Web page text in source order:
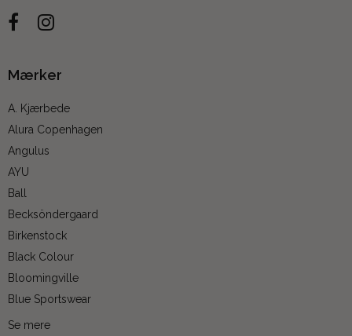
Mærker
A. Kjærbede
Alura Copenhagen
Angulus
AYU
Ball
Becksöndergaard
Birkenstock
Black Colour
Bloomingville
Blue Sportswear
Se mere